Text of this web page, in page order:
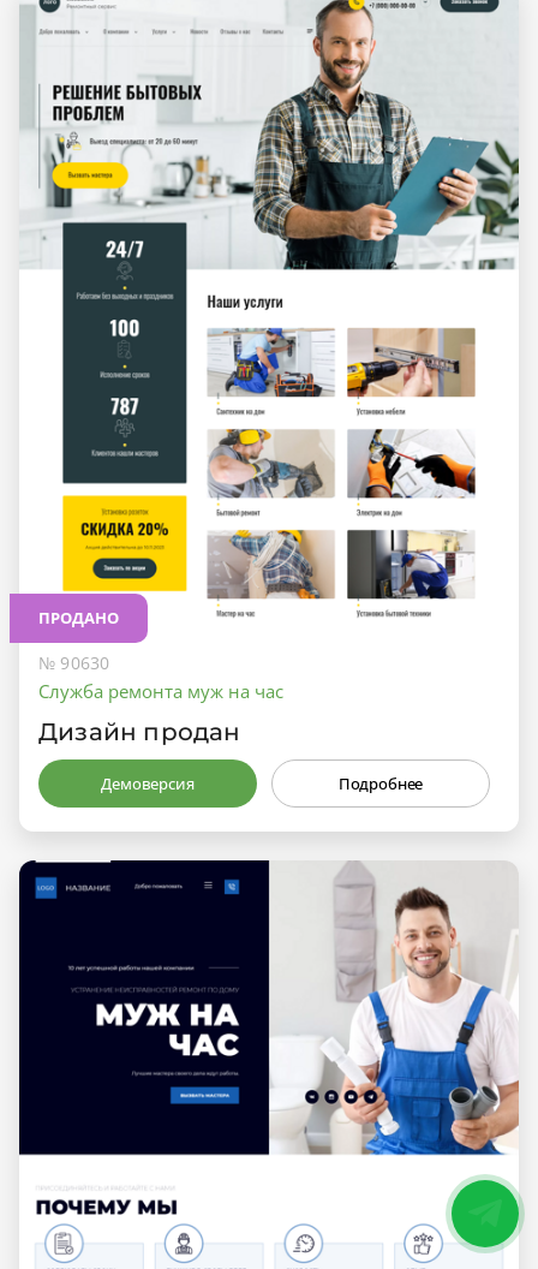
ПРОДАНО
№ 90630
Служба ремонта муж на час
Дизайн продан
Демоверсия Подробнее